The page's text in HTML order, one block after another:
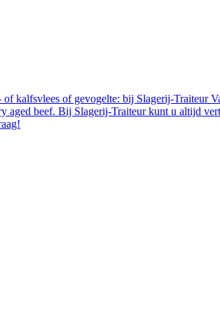
kalfsvlees of gevogelte: bij Slagerij-Traiteur
aged beef. Bij Slagerij-Traiteur kunt u altijd